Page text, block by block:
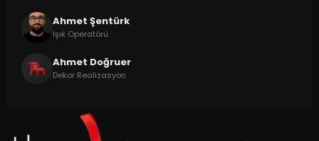
Ahmet Şentürk
Işık Operatörü
Ahmet Doğruer
Dekor Realizasyon